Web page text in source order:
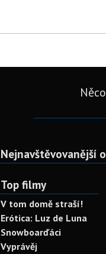
Nejnavštěvovanější
Top filmy
V tom domě straší!
Erótica: Luz de Luna
Snowboarďáci
Vyprávěj